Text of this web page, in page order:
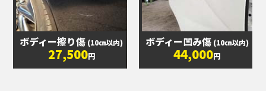
ボディー擦り傷 (10㎝以内)
27,500円
ボディー凹み傷 (10㎝以内)
44,000円